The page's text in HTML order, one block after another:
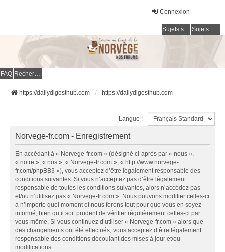
Connexion
Sujets sans réponse Sujets actifs
FAQ Rechercher
https://dailydigesthub.com https://dailydigesthub.com
Langue :
Norvege-fr.com - Enregistrement
En accédant à « Norvege-fr.com » (désigné ci-après par « nous »,
« notre », « nos », « Norvege-fr.com », « http://www.norvege-
fr.com/phpBB3 »), vous acceptez d’être légalement responsable des
conditions suivantes. Si vous n’acceptez pas d’être légalement
responsable de toutes les conditions suivantes, alors n’accédez pas
et/ou n’utilisez pas « Norvege-fr.com ». Nous pouvons modifier celles-ci
à n’importe quel moment et nous ferons tout pour que vous en soyez
informé, bien qu’il soit prudent de vérifier régulièrement celles-ci par
vous-même. Si vous continuez d’utiliser « Norvege-fr.com » alors que
des changements ont été effectués, vous acceptez d’être légalement
responsable des conditions découlant des mises à jour et/ou
modifications.